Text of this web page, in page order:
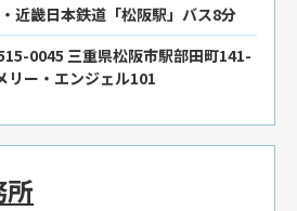
近畿日本鉄道「松阪駅」バス8分
0045 三重県松阪市駅部田町141-
リー・エンジェル101
所